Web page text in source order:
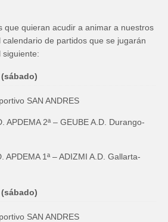
que quieran acudir a animar a nuestros
de partidos que se jugarán
siguiente:
SAN ANDRES
APDEMA 2ª – GEUBE A.D. Durango-
APDEMA 1ª – ADIZMI A.D. Gallarta-
SAN ANDRES